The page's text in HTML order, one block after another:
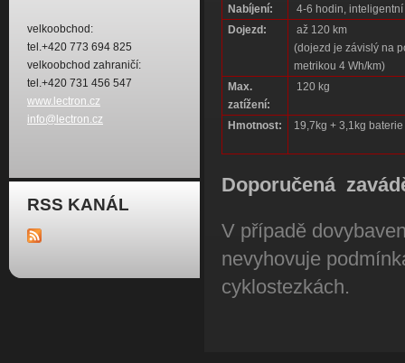
velkoobchod:
tel.+420 773 694 825
velkoobchod zahraničí:
tel.+420 731 456 547
www.lectron.cz
info@lectron.cz
RSS KANÁL
Nabíjení:
4-6 hodin,
Dojezd:
až 120 km
(dojezd je závislý na
metrikou 4 Wh/km)
Max.
zatížení:
120 kg
Hmotnost: 19,7kg + 3,1kg baterie
Doporučená
V případě
nevyhovuje
cyklostezkách.